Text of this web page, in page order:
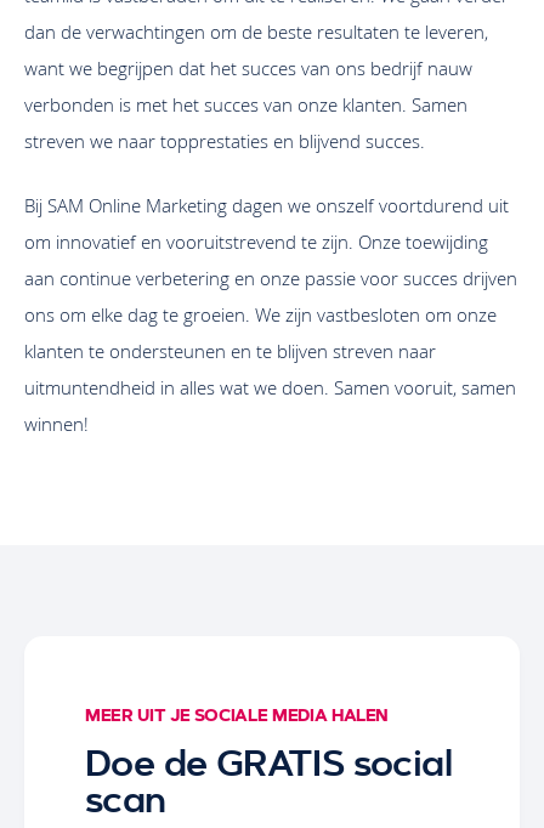
Community beheer en
interactie
We zorgen voor actief communitybeheer door te
reageren op opmerkingen, vragen en feedback van je
volgers. Dit zorgt voor betrokkenheid en
Monitoring en analyse
dan de verwachtingen om de beste resultaten te leveren,
want we begrijpen dat het succes van ons bedrijf nauw
verbonden is met het succes van onze klanten. Samen
streven we naar topprestaties en blijvend succes.
Bij SAM Online Marketing dagen we onszelf voortdurend uit
om innovatief en vooruitstrevend te zijn. Onze toewijding
aan continue verbetering en onze passie voor succes drijven
ons om elke dag te groeien. We zijn vastbesloten om onze
klanten te ondersteunen en te blijven streven naar
uitmuntendheid in alles wat we doen. Samen vooruit, samen
winnen!
MEER UIT JE SOCIALE MEDIA HALEN
Doe de GRATIS social
scan